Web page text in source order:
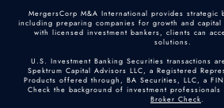
MergersCorp M&A International provides strategic
including preparing companies for growth and capital
with licensed investment bankers, clients can
solutions.
U.S. Investment Banking Securities transactions
Spektrum Capital Advisors LLC, a Registered
Products offered through, BA Securities, LLC, a
Check the background of investment
Broker Check.